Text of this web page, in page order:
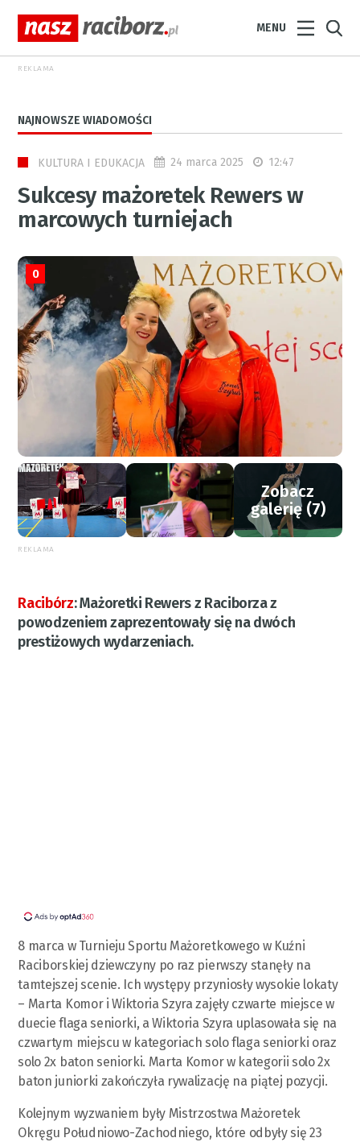
MENU
REKLAMA
NAJNOWSZE WIADOMOŚCI
KULTURA I EDUKACJA 24 marca 2025 12:47
Sukcesy mażoretek Rewers w
marcowych turniejach
0
Zobacz
galerię (7)
REKLAMA
Racibórz:Mażoretki Rewers z Raciborza z
powodzeniem zaprezentowały się na dwóch
prestiżowych wydarzeniach.
8 marca w Turnieju Sportu Mażoretkowego w Kuźni
Raciborskiej dziewczyny po raz pierwszy stanęły na
tamtejszej scenie. Ich występy przyniosły wysokie lokaty
– Marta Komor i Wiktoria Szyra zajęły czwarte miejsce w
duecie flaga seniorki, a Wiktoria Szyra uplasowała się na
czwartym miejscu w kategoriach solo flaga seniorki oraz
solo 2x baton seniorki. Marta Komor w kategorii solo 2x
baton juniorki zakończyła rywalizację na piątej pozycji.
Kolejnym wyzwaniem były Mistrzostwa Mażoretek
Okręgu Południowo-Zachodniego, które odbyły się 23